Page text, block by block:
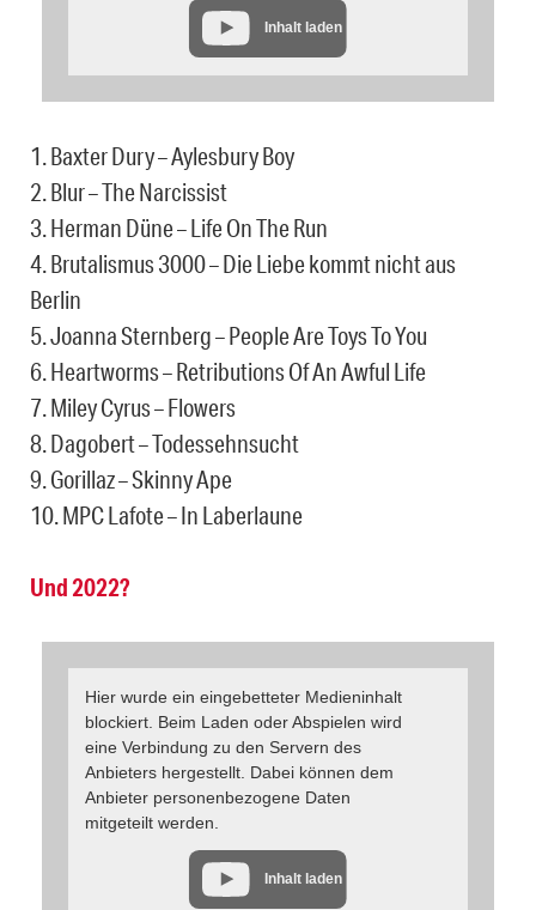
Inhalt laden
1. Baxter Dury – Aylesbury Boy
2. Blur – The Narcissist
3. Herman Düne – Life On The Run
4. Brutalismus 3000 – Die Liebe kommt nicht aus
Berlin
5. Joanna Sternberg – People Are Toys To You
6. Heartworms – Retributions Of An Awful Life
7. Miley Cyrus – Flowers
8. Dagobert – Todessehnsucht
9. Gorillaz – Skinny Ape
10. MPC Lafote – In Laberlaune
Und 2022?
Hier wurde ein eingebetteter Medieninhalt
blockiert. Beim Laden oder Abspielen wird
eine Verbindung zu den Servern des
Anbieters hergestellt. Dabei können dem
Anbieter personenbezogene Daten
mitgeteilt werden.
Inhalt laden